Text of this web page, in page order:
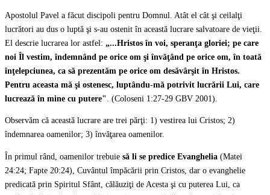
Apostolul Pavel a făcut discipoli pentru Domnul. Atât el cât şi ceilalţi
lucrători au dus o luptă şi s-au ostenit în această lucrare salvatoare de vieţii.
El descrie lucrarea lor astfel: „...Hristos în voi, speranţa gloriei; pe care
noi Îl vestim, îndemnând pe orice om şi învăţând pe orice om, în toată
înţelepciunea, ca să prezentăm pe orice om desăvârşit în Hristos.
Pentru aceasta mă şi ostenesc, luptându-mă potrivit lucrării Lui, care
lucrează în mine cu putere" . (Coloseni 1:27-29 GBV 2001).
Observăm că această lucrare are trei părţi: 1) vestirea lui Cristos; 2)
îndemnarea oamenilor; 3) învăţarea oamenilor.
În primul rând, oamenilor trebuie să li se predice Evanghelia (Matei
24:24; Fapte 20:24), Cuvântul împăcării prin Cristos, dar o evanghelie
predicată prin Spiritul Sfânt, călăuziţi de Acesta şi cu puterea Lui, ca